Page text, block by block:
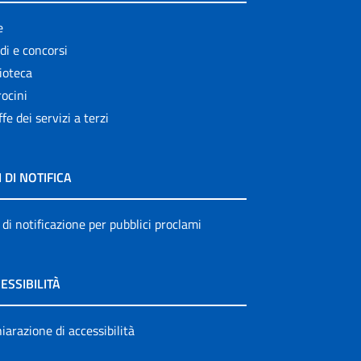
e concorsi
dei servizi a terzi
DI NOTIFICA
notificazione per pubblici proclami
di accessibilità